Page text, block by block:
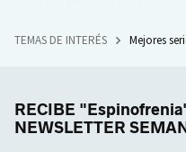
TEMAS DE INTERÉS Mejores
RECIBE
NEWSLETTER